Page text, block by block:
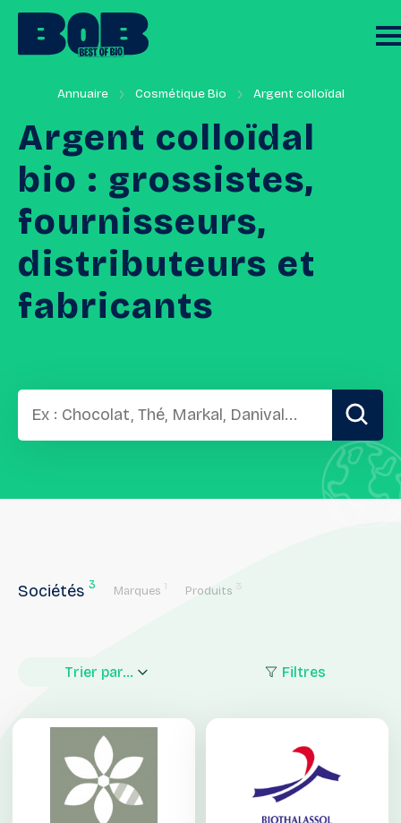
Annuaire Cosmétique Bio Argent colloïdal
Argent colloïdal
bio : grossistes,
fournisseurs,
distributeurs et
fabricants
Sociétés 3 Marques 1 Produits 3
Trier par... Filtres